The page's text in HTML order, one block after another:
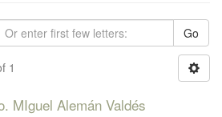
Go
1
MIguel Alemán Valdés